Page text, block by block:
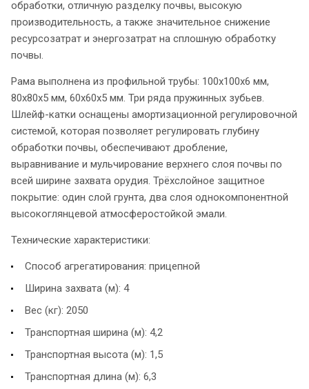
обработки, отличную разделку почвы, высокую
производительность, а также значительное снижение
ресурсозатрат и энергозатрат на сплошную обработку
почвы.
Рама выполнена из профильной трубы: 100х100х6 мм,
80х80х5 мм, 60х60х5 мм. Три ряда пружинных зубьев.
Шлейф-катки оснащены амортизационной регулировочной
системой, которая позволяет регулировать глубину
обработки почвы, обеспечивают дробление,
выравнивание и мульчирование верхнего слоя почвы по
всей ширине захвата орудия. Трёхслойное защитное
покрытие: один слой грунта, два слоя однокомпонентной
высокоглянцевой атмосферостойкой эмали.
Технические характеристики:
Способ агрегатирования: прицепной
Ширина захвата (м): 4
Вес (кг): 2050
Транспортная ширина (м): 4,2
Транспортная высота (м): 1,5
Транспортная длина (м): 6,3